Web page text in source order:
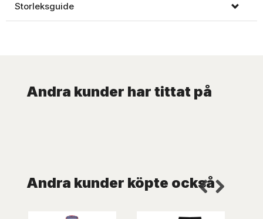
Storleksguide
Andra kunder har tittat på
Andra kunder köpte också